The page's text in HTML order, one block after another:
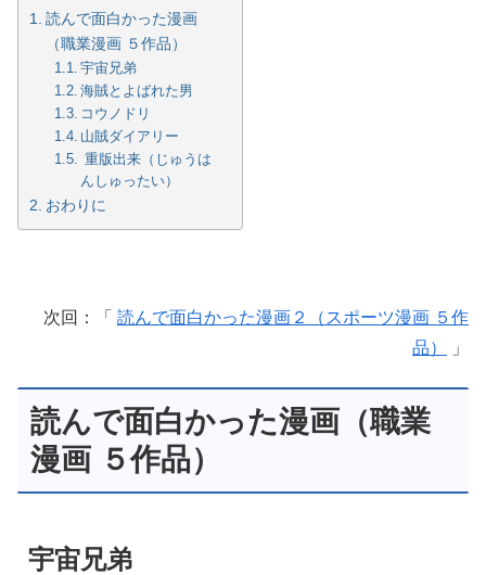
読んで面白かった漫画
（職業漫画 ５作品）
宇宙兄弟
海賊とよばれた男
コウノドリ
山賊ダイアリー
重版出来（じゅうは
んしゅったい）
おわりに
次回：「 読んで面白かった漫画２（スポーツ漫画 ５作
品）
」
読んで面白かった漫画（職業
漫画 ５作品）
宇宙兄弟